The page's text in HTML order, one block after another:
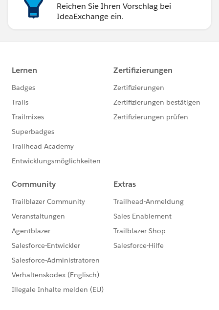
Reichen Sie Ihren Vorschlag bei
IdeaExchange ein.